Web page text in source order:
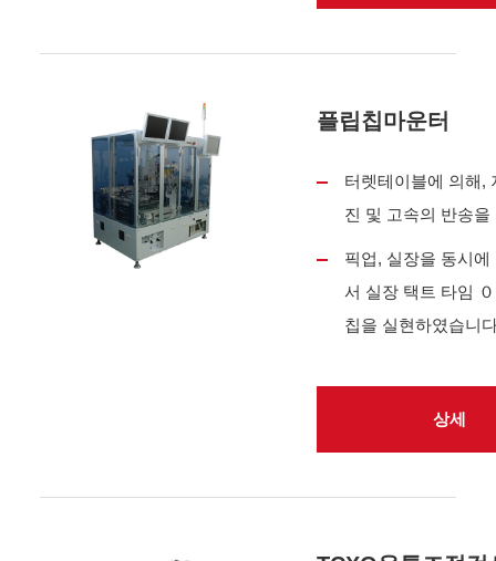
플립칩마운터
터렛테이블에 의해,
진 및 고속의 반송을
픽업, 실장을 동시에
서 실장 택트 타임
칩을 실현하였습니
상세